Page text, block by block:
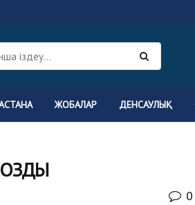
ЖОБАЛАР ДЕНСАУЛЫҚ
ОЗДЫ
0